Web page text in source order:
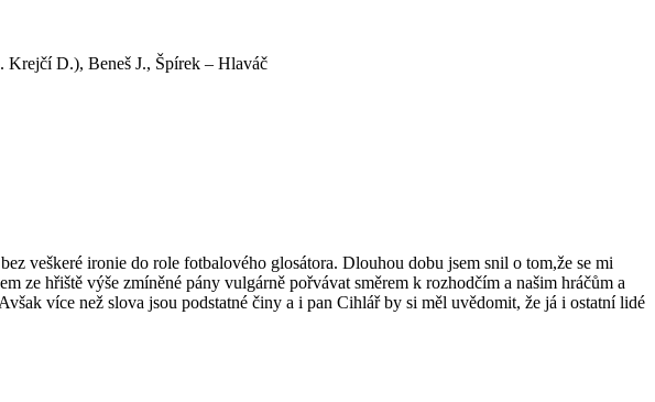
Krejčí D.), Beneš J., Špírek – Hlaváč
veškeré ironie do role fotbalového glosátora. Dlouhou dobu jsem snil o tom,že se mi
ze hřiště výše zmíněné pány vulgárně pořvávat směrem k rozhodčím a našim hráčům a
více než slova jsou podstatné činy a i pan Cihlář by si měl uvědomit, že já i ostatní lidé